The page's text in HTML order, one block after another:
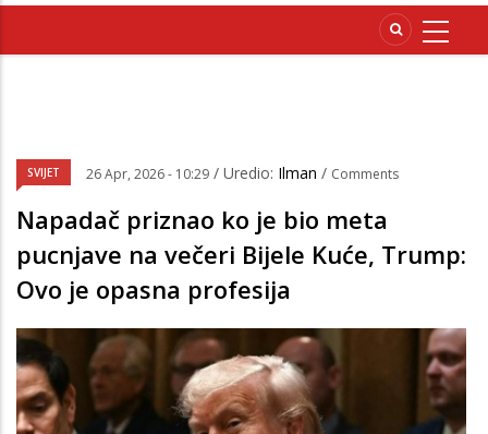
SVIJET 26 Apr, 2026 - 10:29 / Uredio: Ilman / Comments
Napadač priznao ko je bio meta
pucnjave na večeri Bijele Kuće, Trump:
Ovo je opasna profesija